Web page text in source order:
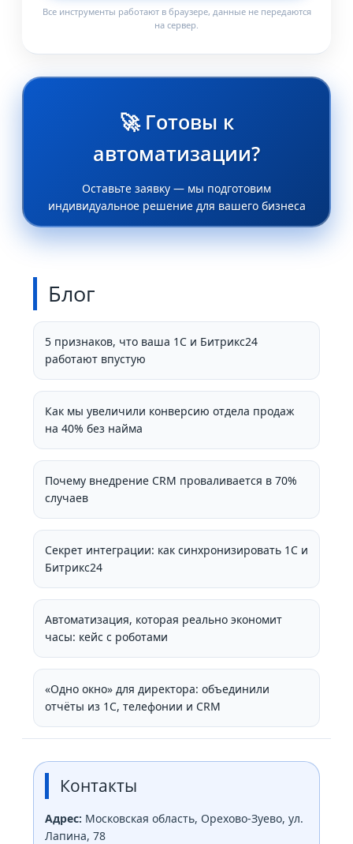
Все инструменты работают в браузере, данные не передаются
на сервер.
🚀 Готовы к
автоматизации?
Оставьте заявку — мы подготовим
индивидуальное решение для вашего бизнеса
Блог
5 признаков, что ваша 1С и Битрикс24
работают впустую
Как мы увеличили конверсию отдела продаж
на 40% без найма
Почему внедрение CRM проваливается в 70%
случаев
Секрет интеграции: как синхронизировать 1С и
Битрикс24
Автоматизация, которая реально экономит
часы: кейс с роботами
«Одно окно» для директора: объединили
отчёты из 1С, телефонии и CRM
Контакты
Адрес: Московская область, Орехово-Зуево, ул.
Лапина, 78